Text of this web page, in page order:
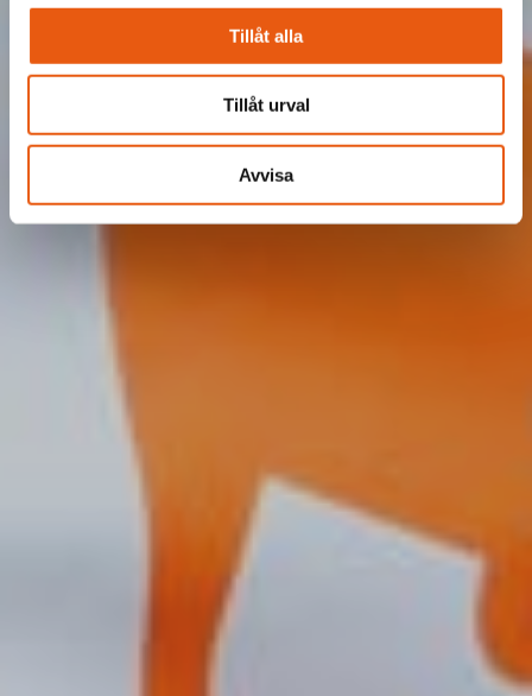
Tillåt alla
Tillåt urval
Avvisa